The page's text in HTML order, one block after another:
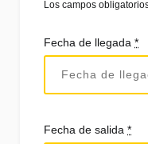
Los campos
Fecha de llegada *
Fecha de salida *